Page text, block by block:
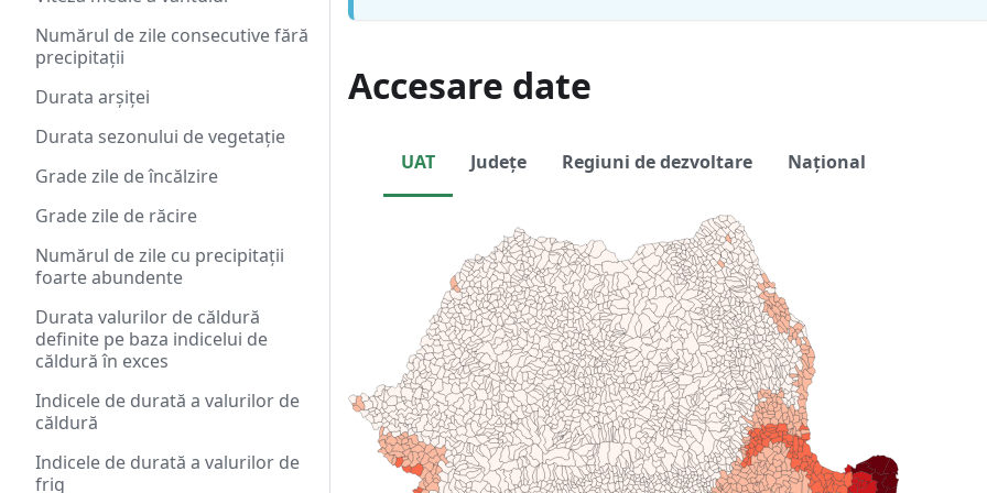
Numărul de zile consecutive fără
precipitații
Durata arșiței
Durata sezonului de vegetație
Grade zile de încălzire
Grade zile de răcire
Numărul de zile cu precipitații
foarte abundente
Durata valurilor de căldură
definite pe baza indicelui de
căldură în exces
Indicele de durată a valurilor de
căldură
Indicele de durată a valurilor de
frig
Accesare date
UAT Județe Regiuni de dezvoltare Național